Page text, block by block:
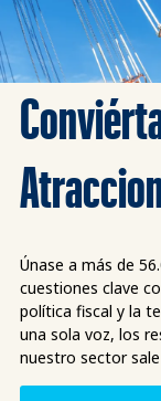
Únase a más de
cuestiones clave
política fiscal y la
una sola voz, los
nuestro sector